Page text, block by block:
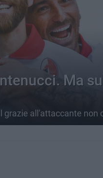
Ma
grazie all'attaccante non